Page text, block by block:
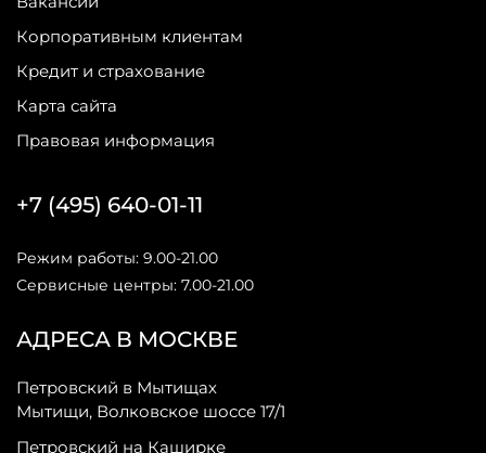
Корпоративным клиентам
Кредит и страхование
Карта сайта
Правовая информация
АДРЕСА В МОСКВЕ
Петровский в Мытищах
Мытищи, Волковское шоссе 17/1
Петровский на Каширке
+7 (495) 640-01-11
Режим работы: 9.00-21.00
Сервисные центры: 7.00-21.00